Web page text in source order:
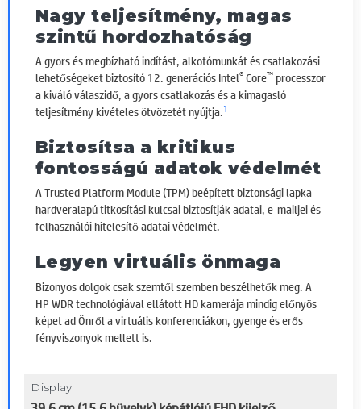
Nagy teljesítmény, magas
szintű hordozhatóság
A gyors és megbízható indítást, alkotómunkát és csatlakozási
lehetőségeket biztosító 12. generációs Intel®Core™processzor
a kiváló válaszidő, a gyors csatlakozás és a kimagasló
teljesítmény kivételes ötvözetét nyújtja.1
Biztosítsa a kritikus
fontosságú adatok védelmét
A Trusted Platform Module (TPM) beépített biztonsági lapka
hardveralapú titkosítási kulcsai biztosítják adatai, e-mailjei és
felhasználói hitelesítő adatai védelmét.
Legyen virtuális önmaga
Bizonyos dolgok csak szemtől szemben beszélhetők meg. A
HP WDR technológiával ellátott HD kamerája mindig előnyös
képet ad Önről a virtuális konferenciákon, gyenge és erős
fényviszonyok mellett is.
Display